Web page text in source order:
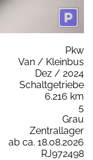
Pkw
Van / Kleinbus
Dez / 2024
Schaltgetriebe
6.216 km
5
Grau
Zentrallager
ab ca. 18.08.2026
RJ972498